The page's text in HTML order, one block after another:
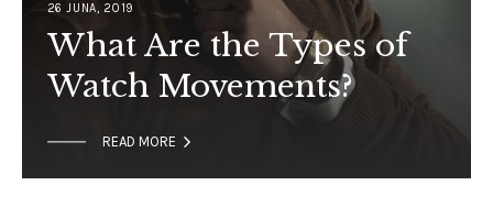
26 JUNA, 2019
What Are the Types of
Watch Movements?
READ MORE 